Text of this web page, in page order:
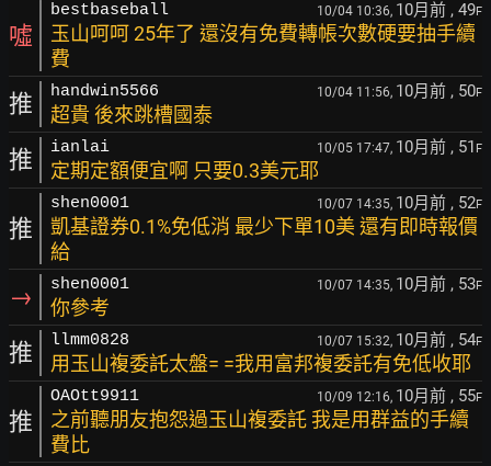
噓
bestbaseball 10/04 10:36, 10月前 , 49F
玉山呵呵 25年了 還沒有免費轉帳次數硬要抽手續
費
推 handwin5566 10/04 11:56, 10月前 , 50F
超貴 後來跳槽國泰
推 ianlai 10/05 17:47, 10月前 , 51 F
定期定額便宜啊 只要0.3美元耶
推
shen0001 10/07 14:35, 10月前 , 52F
凱基證券0.1%免低消 最少下單10美 還有即時報價
給
→ shen0001 10/07 14:35, 10月前 , 53F
你參考
推 llmm0828 10/07 15:32, 10月前 , 54F
用玉山複委託太盤= =我用富邦複委託有免低收耶
推
OAOtt9911 10/09 12:16, 10月前 , 55F
之前聽朋友抱怨過玉山複委託 我是用群益的手續
費比